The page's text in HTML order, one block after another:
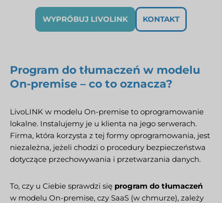
WYPRÓBUJ LIVOLINK KONTAKT
Program do tłumaczeń w modelu
On-premise – co to oznacza?
LivoLINK w modelu On-premise to oprogramowanie
lokalne. Instalujemy je u klienta na jego serwerach.
Firma, która korzysta z tej formy oprogramowania, jest
niezależna, jeżeli chodzi o procedury bezpieczeństwa
dotyczące przechowywania i przetwarzania danych.
To, czy u Ciebie sprawdzi się program do tłumaczeń
w modelu On-premise, czy SaaS (w chmurze), zależy